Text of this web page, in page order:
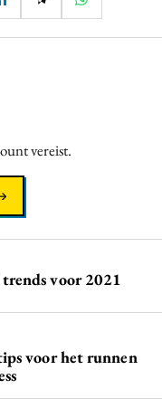
vereist.
voor 2021
voor het runnen